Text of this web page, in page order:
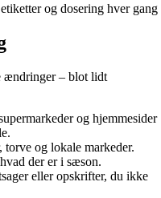
og dosering hver gang
ændringer – blot lidt
og hjemmesider
torve og lokale markeder.
der er i sæson.
eller opskrifter, du ikke